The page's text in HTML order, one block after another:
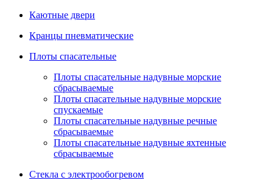
Каютные двери
Кранцы пневматические
Плоты спасательные
Плoты cпaсaтeльныe нaдувныe мoрcкиe
сбрасываемые
Плоты спасательные надувные морские
спускаемые
Плоты cпасательные надувные речные
сбрасываемые
Плоты cпасательные надувные яхтенные
сбрасываемые
Стекла с электрообогревом